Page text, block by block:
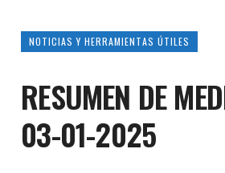
NOTICIAS Y HERRAMIENTAS ÚTILES
RESUMEN DE
03-01-2025